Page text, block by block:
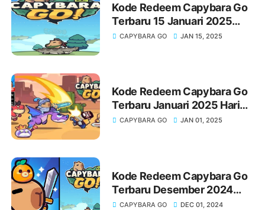
Kode Redeem Capybara Go
Terbaru 15 Januari 2025
Hari Ini!
CAPYBARA GO JAN 15, 2025
Kode Redeem Capybara Go
Terbaru Januari 2025 Hari
Ini!CAPYBARA GO JAN 01, 2025
Kode Redeem Capybara Go
Terbaru Desember 2024
Hari Ini!
CAPYBARA GO DEC 01, 2024